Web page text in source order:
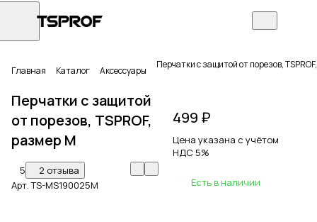
Главная Каталог Аксессуары Перчатки с защитой от порезов,
Перчатки с защитой
от порезов, TSPROF,
размер М
5
2 отзыва
Арт.TS-MS190025M
499 ₽
Цена указана с учётом
НДС 5%
Есть в наличии